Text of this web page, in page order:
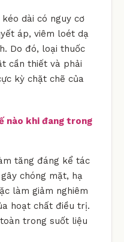
dài có nguy cơ
áp, viêm loét dạ
Do đó, loại thuốc
cần thiết và phải
kỳ chặt chẽ của
nào khi đang trong
tăng đáng kể tác
chóng mặt, hạ
làm giảm nghiêm
hoạt chất điều trị.
trong suốt liệu